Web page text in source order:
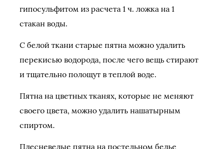
гипосульфитом из расчета 1 ч. ложка на 1
стакан воды.
С белой ткани старые пятна можно удалить
перекисью водорода, после чего вещь стирают
и тщательно полощут в теплой воде.
Пятна на цветных тканях, которые не меняют
своего цвета, можно удалить нашатырным
спиртом.
Плесневелые пятна на постельном белье